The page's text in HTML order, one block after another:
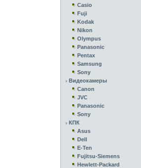
Casio
Fuji
Kodak
Nikon
Olympus
Panasonic
Pentax
Samsung
Sony
Видеокамеры
Canon
JVC
Panasonic
Sony
КПК
Asus
Dell
E-Ten
Fujitsu-Siemens
Hewlett-Packard